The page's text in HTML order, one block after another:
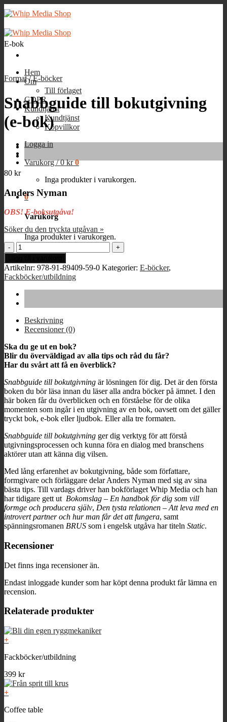
Skip
to
Hem
Om
Till förlaget
GDPR
Kundtjänst
Kundtjänst
Köpvillkor
Logga in
Varukorg /0kr 0
Inga produkter i varukorgen.
0
Varukorg
Inga produkter i varukorgen.
E-bok
Format / E-böcker
Snabbguide till bokutgivning
(e-bok)
80 kr
Anders Nyman
OBS! E-boksutgåva!
Söker du den tryckta utgåvan »
Snabbguide
till
bokutgivning
(e-
bok)
mängd
Artikelnr: 978-91-89409-59-0 Kategorier: E-böcker,
Fackböcker/utbildning
Beskrivning
Recensioner (0)
Ska du ge ut en bok?
Blir du överväldigad av alla tips och råd du får?
Har du svårt att få en överblick?
Snabbguide till bokutgivning är lösningen för dig. Det är den första
boken du bör läsa innan du läser alla andra böcker på ämnet. I den
här boken får du överblicken och en förståelse för de olika
momenten som ingår i en utgivning av en bok, oavsett om det gäller
tryckt bok, e-bok eller ljudbok. Eller alla tre formaten.
Snabbguide till bokutgivning ger dig verktyg för att förstå
utgivningsprocessen och kunna föra en dialog med branschens
aktörer utan att känna dig vilsen.
Med lång erfarenhet av bokutgivning, både som författare,
formgivare och förläggare delar Anders Nyman med sig av sina
bästa tips. Till vardags driver han bokförlaget Whip Media och han
har tidigare gett ut Bokomslag – En handbok för dig som vill
formge och producera själv, Den tysta relationen – Att leva med en
introvert partner och hur man får det att fungera, samt
spänningsromanen BRUS som i engelsk utgåva har titeln Static.
Recensioner
Det finns inga recensioner än.
Endast inloggade kunder som har köpt denna produkt får lämna en
recension.
Relaterade produkter
+
Fackböcker/utbildning
399 kr
+
Coffee table